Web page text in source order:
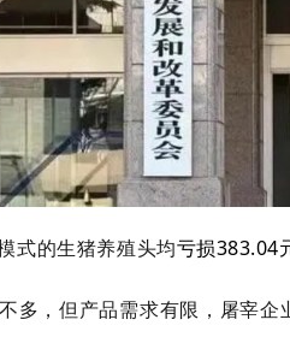
式的生猪养殖头均亏损383.04
多，但产品需求有限，屠宰企